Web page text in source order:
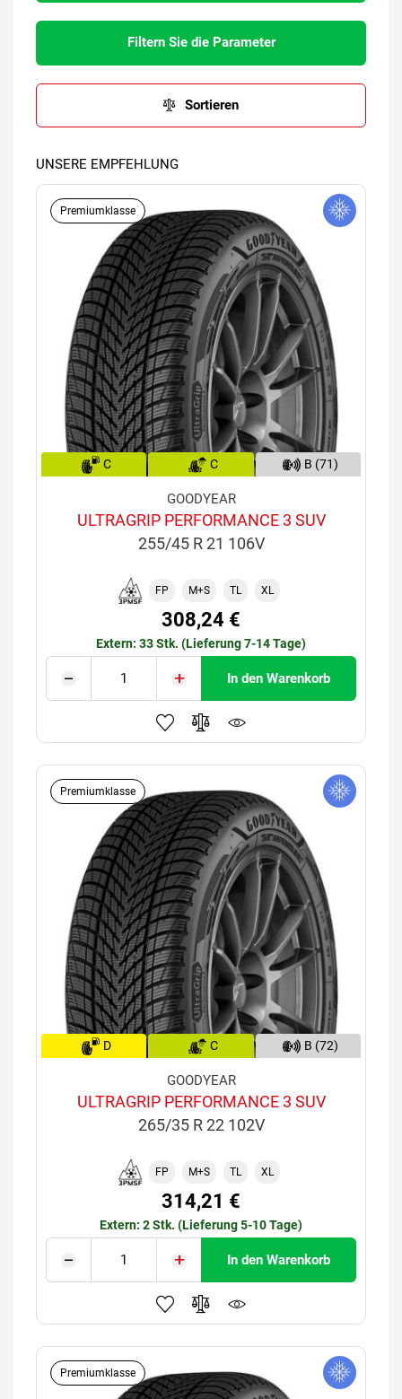
Filtern Sie die Parameter
Sortieren
UNSERE EMPFEHLUNG
Premiumklasse
C C B (71)
GOODYEAR
ULTRAGRIP PERFORMANCE 3 SUV
255/45 R 21 106V
FP M+S TL XL
308,24 €
Extern: 33 Stk. (Lieferung 7-14 Tage)
In den Warenkorb
Premiumklasse
D C B (72)
GOODYEAR
ULTRAGRIP PERFORMANCE 3 SUV
265/35 R 22 102V
FP M+S TL XL
314,21 €
Extern: 2 Stk. (Lieferung 5-10 Tage)
In den Warenkorb
Premiumklasse